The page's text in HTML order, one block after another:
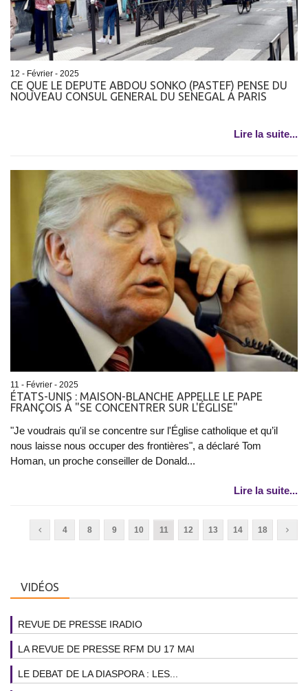
12 - Février - 2025
CE QUE LE DEPUTE ABDOU SONKO (PASTEF) PENSE DU
NOUVEAU CONSUL GENERAL DU SENEGAL A PARIS
Lire la suite...
11 - Février - 2025
ÉTATS-UNIS : MAISON-BLANCHE APPELLE LE PAPE
FRANÇOIS À "SE CONCENTRER SUR L'ÉGLISE"
"Je voudrais qu'il se concentre sur l'Église catholique et qu’il
nous laisse nous occuper des frontières", a déclaré Tom
Homan, un proche conseiller de Donald...
Lire la suite...
4 8 9 10 11 12 13 14 18
VIDÉOS
REVUE DE PRESSE IRADIO
LA REVUE DE PRESSE RFM DU 17 MAI
LE DEBAT DE LA DIASPORA : LES...